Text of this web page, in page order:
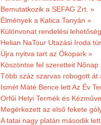
Bemutatkozik a SEFAG Zrt. »
Élmények a Katica Tanyán »
Különvonat rendelési
Helian NaTour Utazási Iroda
Újra nyitva tart az Ökopark »
Köszöntse fel szeretteit
Több száz szarvas robogott át
Ismét Máté Bence lett Az Év
Orfűi Helyi Termék és
Megérkezett az első fekete
A tatai nagy platán második